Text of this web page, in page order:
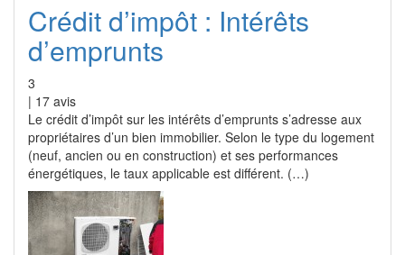
Crédit d’impôt : Intérêts
d’emprunts
3
| 17 avis
Le crédit d’impôt sur les intérêts d’emprunts s’adresse aux
propriétaires d’un bien immobilier. Selon le type du logement
(neuf, ancien ou en construction) et ses performances
énergétiques, le taux applicable est différent. (…)